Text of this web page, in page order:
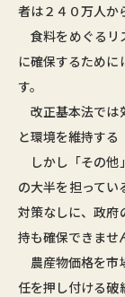
者は２４０万人か
食料をめぐるリ
に確保するために
す。
改正基本法では
と環境を維持する
しかし「その他
の大半を担ってい
対策なしに、政府
持も確保できませ
農産物価格を市
任を押し付ける破